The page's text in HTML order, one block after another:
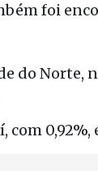
foi
do Norte,
0,92%,